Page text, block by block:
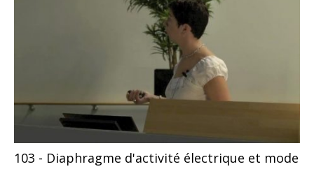
103 - Diaphragme d'activité électrique et mode